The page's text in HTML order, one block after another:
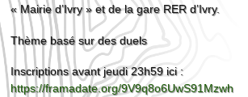
« Mairie d’Ivry » et de la gare RER d’Ivry.
Thème basé sur des duels
Inscriptions avant jeudi 23h59 ici :
https://framadate.org/9V9q8o6UwS91Mzwh